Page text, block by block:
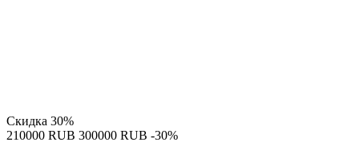
Скидка 30%
‍210000‍ RUB ‍300000‍ RUB -30%